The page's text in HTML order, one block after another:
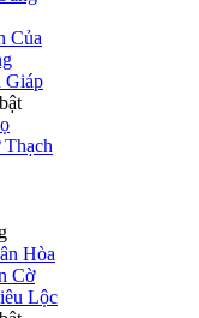
Của
Giáp
Hòa
Cờ
Lộc